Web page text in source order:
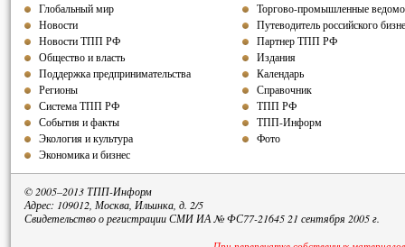
Глобальный мир
Новости
Новости ТПП РФ
Общество и власть
Поддержка предпринимательства
Регионы
Система ТПП РФ
События и факты
Экология и культура
Экономика и бизнес
Торгово-промышленные
Путеводитель российского
Партнер ТППРФ
Издания
Календарь
Справочник
ТПП РФ
ТПП-Информ
Фото
© 2005–2013 ТПП-Информ
Адрес: 109012, Москва, Ильинка, д. 2/5
Свидетельство о регистрации СМИ ИА № ФС77-21645 21 сентября 2005 г.